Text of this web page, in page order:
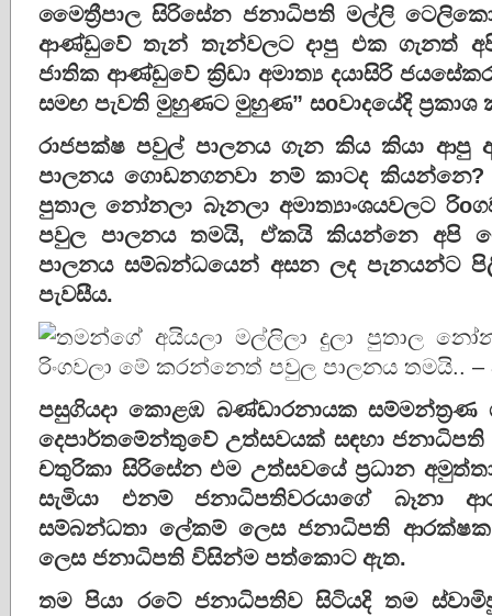
මෛත්‍රීපාල සිරිසේන ජනාධිපති මල්ලි
ආණ්ඩුවේ තැන් තැන්වලට දාපු එක ගැනත්
ජාතික ආණ්ඩුවේ ක්‍රිඩා අමාත්‍ය දයාසිරි
සමඟ පැවති මුහුණට මුහුණ” සoවාදයේදි ප්‍රකාශ
රාජපක්ෂ පවුල් පාලනය ගැන කිය කියා
පාලනය ගොඩනගනවා නම් කාටද කියන්නෙ?
පුතාල නෝනලා බෑනලා අමාත්‍යාංශයවලට
පවුල පාලනය තමයි, ඒකයි කියන්නෙ අපි
පාලනය සම්බන්ධයෙන් අසන ලද පැනයන්ට
පැවසීය.
පසුගියදා කොළඹ බණ්ඩාරනායක සම්මන්ත්‍රණ
දෙපාර්තමේන්තුවේ උත්සවයක් සඳහා
චතුරිකා සිරිසේන එම උත්සවයේ ප්‍රධාන
සැමියා එනම් ජනාධිපතිවරයාගේ බෑනා
සම්බන්ධතා ලේකම් ලෙස ජනාධිපති ආරක්ෂක
ලෙස ජනාධිපති විසින්ම පත්කොට ඇත.
තම පියා රටේ ජනාධිපතිව සිටියදි තම